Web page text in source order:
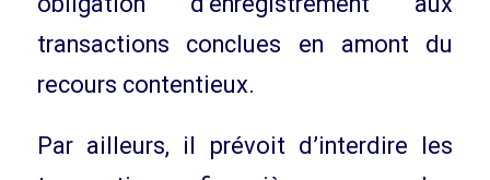
transactions conclues en amont du
recours contentieux.
Par ailleurs, il prévoit d’interdire les